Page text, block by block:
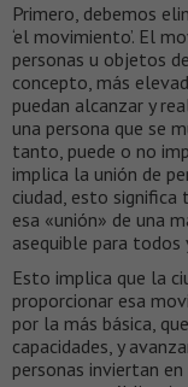
Primero, debemos
‘el movimiento’. El
personas u objetos
concepto, más
puedan alcanzar y
una persona que se
tanto, puede o no
implica la unión de
ciudad, esto
esa «unión» de una
asequible para todos
Esto implica que la
proporcionar esa
por la más básica,
capacidades, y
personas inviertan